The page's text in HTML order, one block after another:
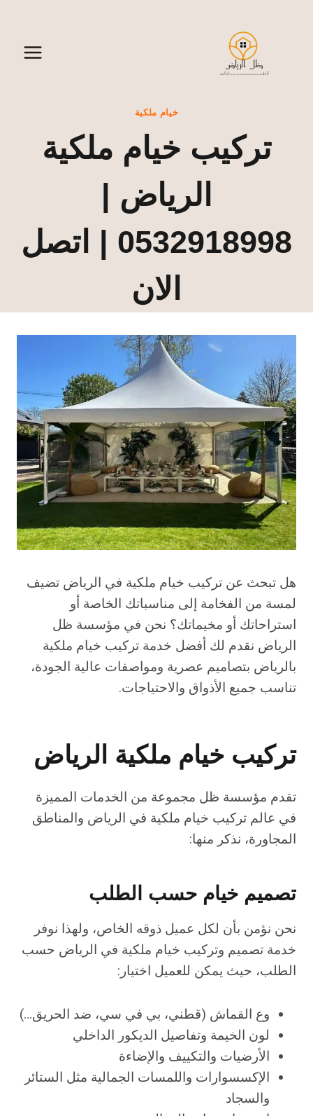
خيام ملكية
تركيب خيام ملكية
الرياض |
0532918998 | اتصل
الان
هل تبحث عن تركيب خيام ملكية في الرياض تضيف
لمسة من الفخامة إلى مناسباتك الخاصة أو
استراحاتك أو مخيماتك؟ نحن في مؤسسة ظل
الرياض نقدم لك أفضل خدمة تركيب خيام ملكية
بالرياض بتصاميم عصرية ومواصفات عالية الجودة،
تناسب جميع الأذواق والاحتياجات.
تركيب خيام ملكية الرياض
تقدم مؤسسة ظل مجموعة من الخدمات المميزة
في عالم تركيب خيام ملكية في الرياض والمناطق
المجاورة، نذكر منها:
تصميم خيام حسب الطلب
نحن نؤمن بأن لكل عميل ذوقه الخاص، ولهذا نوفر
خدمة تصميم وتركيب خيام ملكية في الرياض حسب
الطلب، حيث يمكن للعميل اختيار:
وع القماش (قطني، بي في سي، ضد الحريق…)
لون الخيمة وتفاصيل الديكور الداخلي
الأرضيات والتكييف والإضاءة
الإكسسوارات واللمسات الجمالية مثل الستائر
والسجاد